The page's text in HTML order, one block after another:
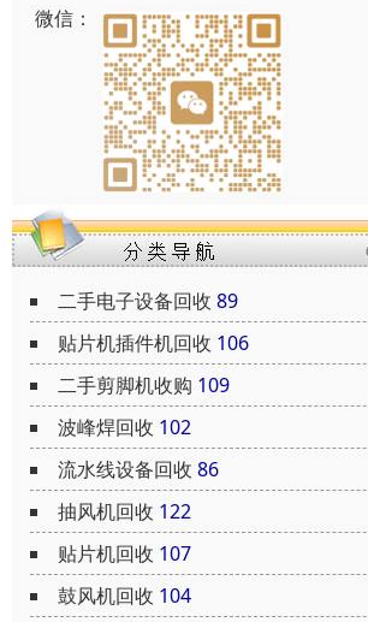
微信：
二手电子设备回收 89
贴片机插件机回收 106
二手剪脚机收购 109
波峰焊回收 102
流水线设备回收 86
抽风机回收 122
贴片机回收 107
鼓风机回收 104